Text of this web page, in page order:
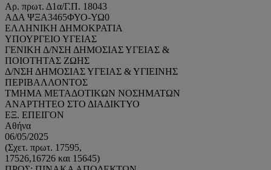
Αρ. πρωτ. Δ1α/Γ.Π. 18043
ΑΔΑ ΨΞΑ3465ΦΥΟ-ΥΩ0
ΕΛΛΗΝΙΚΗ ΔΗΜΟΚΡΑΤΙΑ
ΥΠΟΥΡΓΕΙΟ ΥΓΕΙΑΣ
ΓΕΝΙΚΗ Δ/ΝΣΗ ΔΗΜΟΣΙΑΣ ΥΓΕΙΑΣ &
ΠΟΙΟΤΗΤΑΣ ΖΩΗΣ
Δ/ΝΣΗ ΔΗΜΟΣΙΑΣ ΥΓΕΙΑΣ & ΥΓΙΕΙΝΗΣ
ΠΕΡΙΒΑΛΛΟΝΤΟΣ
ΤΜΗΜΑ ΜΕΤΑΔΟΤΙΚΩΝ ΝΟΣΗΜΑΤΩΝ
ΑΝΑΡΤΗΤΕΟ ΣΤΟ ΔΙΑΔΙΚΤΥΟ
ΕΞ. ΕΠΕΙΓΟΝ
Αθήνα
06/05/2025
(Σχετ. πρωτ. 17595,
17526,16726 και 15645)